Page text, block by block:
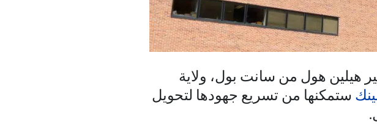
هيلين هول من سانت بول، ولاية
ستمكنها من تسريع جهودها لتحويل